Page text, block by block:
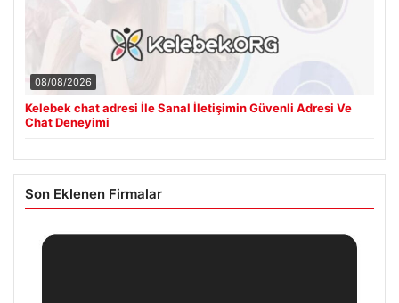
08/08/2026
Kelebek chat adresi İle Sanal İletişimin Güvenli Adresi Ve
Chat Deneyimi
Son Eklenen Firmalar